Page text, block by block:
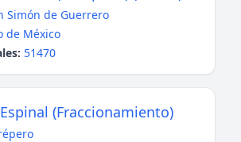
Simón de Guerrero
de México
51470
(Fraccionamiento)